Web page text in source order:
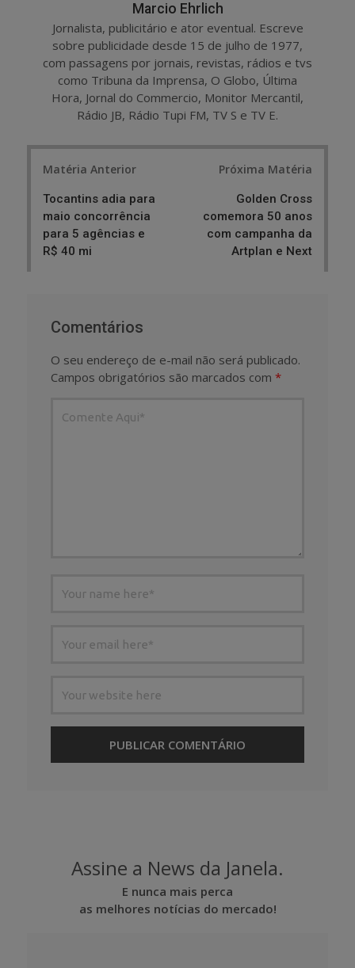
Marcio Ehrlich
Jornalista, publicitário e ator eventual. Escreve
sobre publicidade desde 15 de julho de 1977,
com passagens por jornais, revistas, rádios e tvs
como Tribuna da Imprensa, O Globo, Última
Hora, Jornal do Commercio, Monitor Mercantil,
Rádio JB, Rádio Tupi FM, TV S e TV E.
Matéria Anterior
Tocantins adia para
maio concorrência
para 5 agências e
R$ 40 mi
Próxima Matéria
Golden Cross
comemora 50 anos
com campanha da
Artplan e Next
Comentários
O seu endereço de e-mail não será publicado.
Campos obrigatórios são marcados com *
Assine a News da Janela.
E nunca mais perca
as melhores notícias do mercado!